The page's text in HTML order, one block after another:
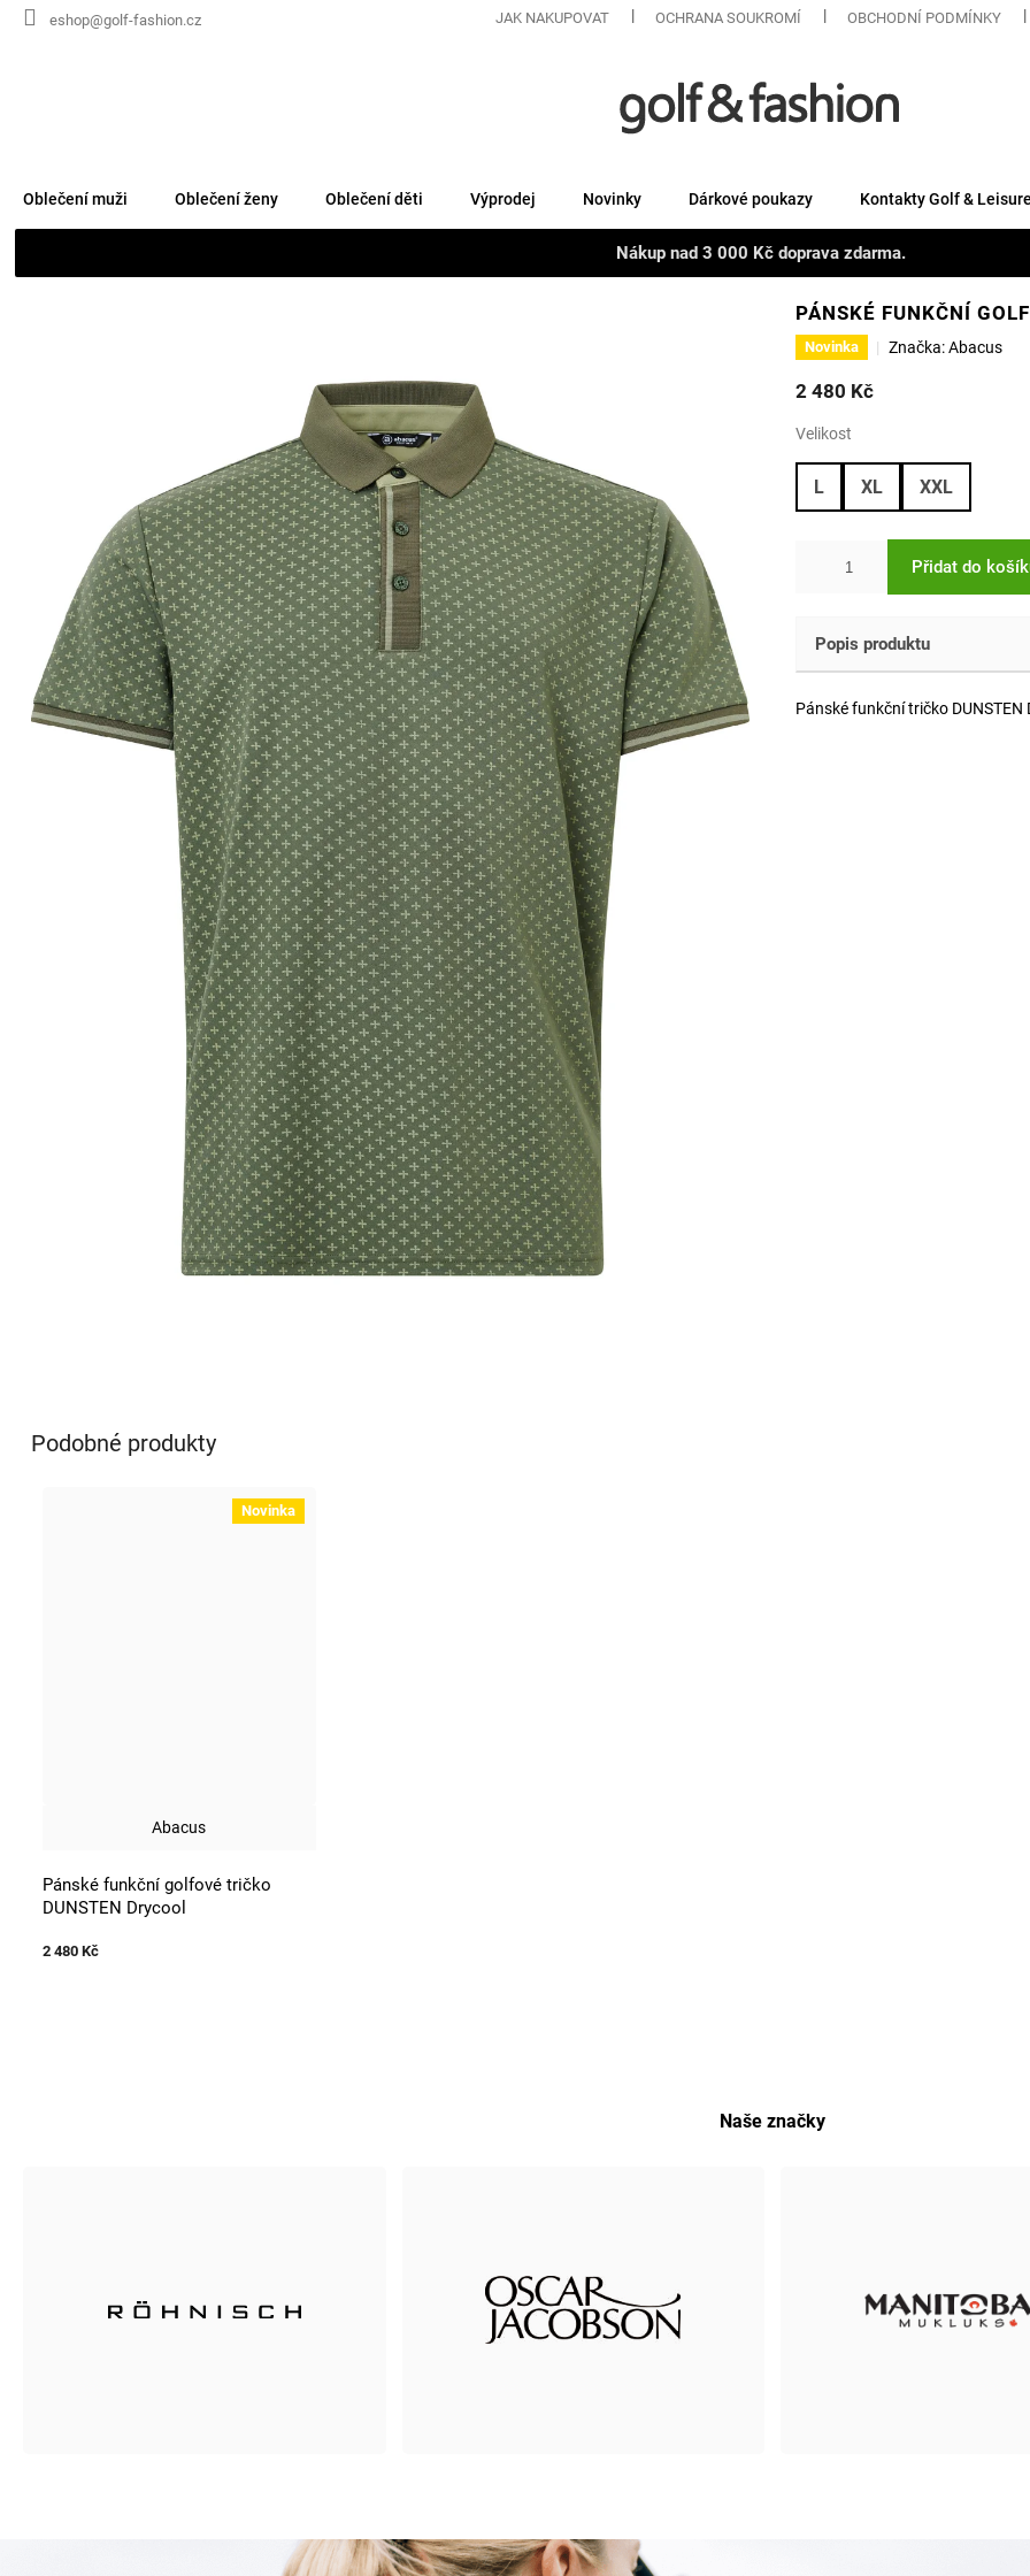
Přejít
eshop@golf-fashion.cz JAK NAKUPOVAT OCHRANA SOUKROMÍ OBCHODNÍ PODMÍNKY
Oblečení muži Oblečení ženy Oblečení děti Výprodej Novinky Dárkové poukazy Kontakty Golf & Leisure
Nákup nad 3 000 Kč doprava zdarma.
PÁNSKÉ FUNKČNÍ
Novinka Značka:Abacus
2 480 Kč
Velikost
L XL XXL
Přidat do
Popis produktu
Pánské funkční tričko DUNSTEN
Podobné produkty
Novinka
Abacus
Pánské funkční golfové tričko
DUNSTEN Drycool
2 480 Kč
Naše značky